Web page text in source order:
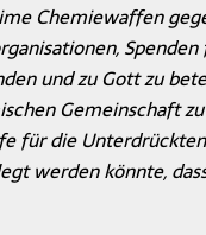
Chemiewaffen
und zu Gott zu
Gemeinschaft
für die Unterdrückten
werden könnte,